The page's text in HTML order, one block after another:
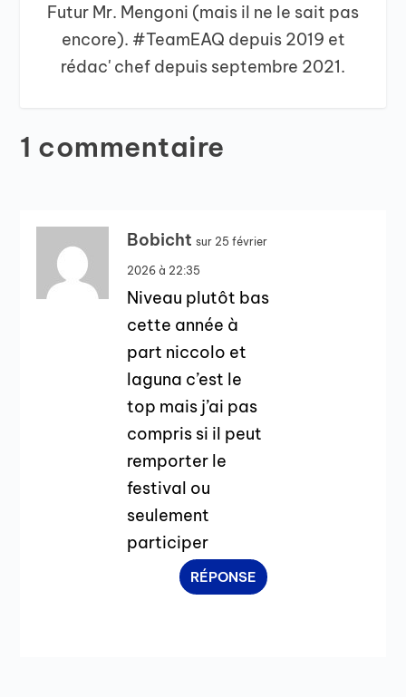
Futur Mr. Mengoni (mais il ne le sait pas
encore). #TeamEAQ depuis 2019 et
rédac' chef depuis septembre 2021.
1 commentaire
Bobicht sur 25 février
2026 à 22:35
Niveau plutôt bas
cette année à
part niccolo et
laguna c’est le
top mais j’ai pas
compris si il peut
remporter le
festival ou
seulement
participer
RÉPONSE